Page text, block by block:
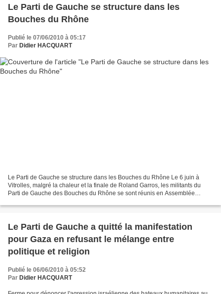
Le Parti de Gauche se structure dans les
Bouches du Rhône
Publié le 07/06/2010 à 05:17
Par Didier HACQUART
Le Parti de Gauche se structure dans les Bouches du Rhône Le 6 juin à
Vitrolles, malgré la chaleur et la finale de Roland Garros, les militants du
Parti de Gauche des Bouches du Rhône se sont réunis en Assemblée
Le Parti de Gauche a quitté la manifestation
pour Gaza en refusant le mélange entre
politique et religion
Publié le 06/06/2010 à 05:52
Par Didier HACQUART